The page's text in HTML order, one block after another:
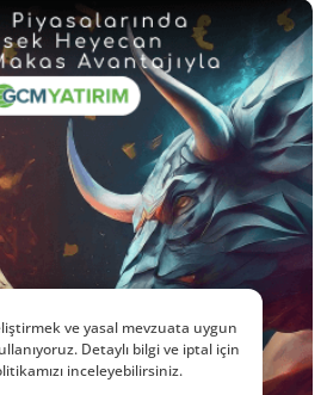
ve yasal mevzuata uygun
Detaylı bilgi ve iptal için
inceleyebilirsiniz.